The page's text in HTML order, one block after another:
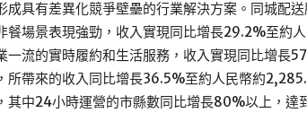
成具有差異化競爭壁壘的行業解決方案。同城配
餐場景表現強勁，收入實現同比增長29.2%至約
一流的實時履約和生活服務，收入實現同比增長
所帶來的收入同比增長36.5%至約人民幣約
其中24小時運營的市縣數同比增長80%以上，達